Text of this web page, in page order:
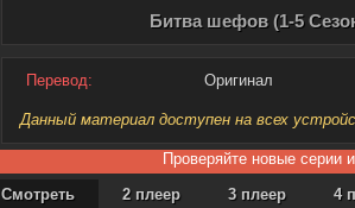
Битва шефов (1-5
Перевод: Оригинал
Данный материал доступен на всех
Проверяйте новые серии
Смотреть
2 плеер 3 плеер 4